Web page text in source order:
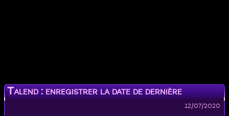
Talend : enregistrer la date de dernière
12/07/2020